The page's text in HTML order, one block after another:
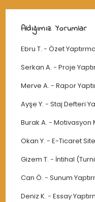
Aldığımız Yorumlar
Ebru T. -Özet Yaptırma
Serkan A. -Proje
Merve A. -Rapor
Ayşe Y. -Staj Defteri
Burak A. -Motivasyon
Okan Y. -E-Ticaret
Gizem T. - İntihal
Can Ö. -Sunum
Deniz K. -Essay